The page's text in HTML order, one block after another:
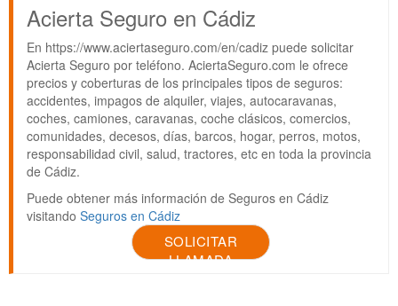
Acierta Seguro en Cádiz
En https://www.aciertaseguro.com/en/cadiz puede solicitar
Acierta Seguro por teléfono. AciertaSeguro.com le ofrece
precios y coberturas de los principales tipos de seguros:
accidentes, impagos de alquiler, viajes, autocaravanas,
coches, camiones, caravanas, coche clásicos, comercios,
comunidades, decesos, días, barcos, hogar, perros, motos,
responsabilidad civil, salud, tractores, etc en toda la provincia
de Cádiz.
Puede obtener más información de Seguros en Cádiz
visitando Seguros en Cádiz
SOLICITAR
LLAMADA